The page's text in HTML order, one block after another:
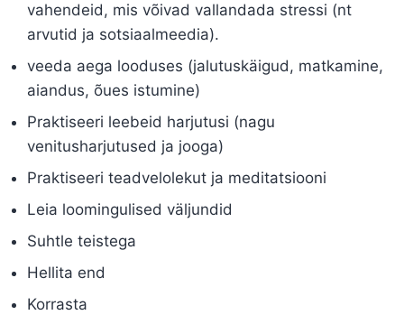
vahendeid, mis võivad vallandada stressi (nt
arvutid ja sotsiaalmeedia).
veeda aega looduses (jalutuskäigud, matkamine,
aiandus, õues istumine)
Praktiseeri leebeid harjutusi (nagu
venitusharjutused ja jooga)
Praktiseeri teadvelolekut ja meditatsiooni
Leia loomingulised väljundid
Suhtle teistega
Hellita end
Korrasta